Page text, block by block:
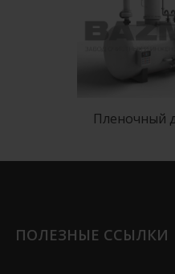
Пленочный
ПОЛЕЗНЫЕ ССЫЛКИ